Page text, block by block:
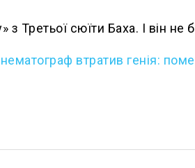
з Третьої сюїти Баха. І він не
втратив генія: